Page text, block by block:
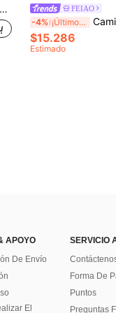
FEIAO
-4% ¡Últimos 3 días Camisa Henley de manga enrollada con cuello Mao y estilo
$15.286
Estimado
APOYO
De Envío
El
SERVICIO
Forma De
Puntos
Preguntas